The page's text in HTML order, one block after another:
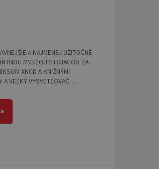
A NAJMENEJ UŽITOČNÉ
MYSĽOU STOJACOU ZA
XKCD A KNIŽNÝMI
A VEĽKÝ VYSVETĽOVAČ. ...